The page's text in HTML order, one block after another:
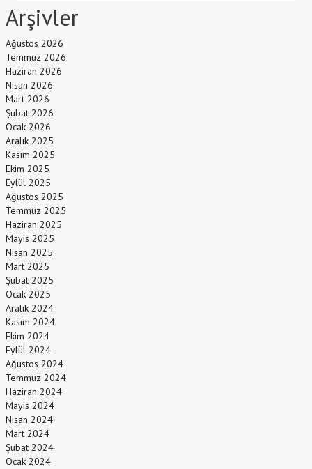
Arşivler
Ağustos 2026
Temmuz 2026
Haziran 2026
Nisan 2026
Mart 2026
Şubat 2026
Ocak 2026
Aralık 2025
Kasım 2025
Ekim 2025
Eylül 2025
Ağustos 2025
Temmuz 2025
Haziran 2025
Mayıs 2025
Nisan 2025
Mart 2025
Şubat 2025
Ocak 2025
Aralık 2024
Kasım 2024
Ekim 2024
Eylül 2024
Ağustos 2024
Temmuz 2024
Haziran 2024
Mayıs 2024
Nisan 2024
Mart 2024
Şubat 2024
Ocak 2024